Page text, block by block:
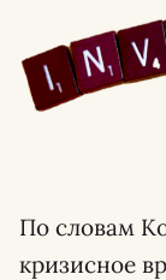
По словам
кризисное